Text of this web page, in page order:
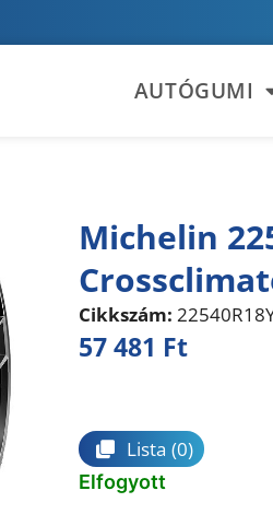
AUTÓGUMI
Michelin
Cikkszám:
57 481 Ft
Lista (0)
Elfogyott